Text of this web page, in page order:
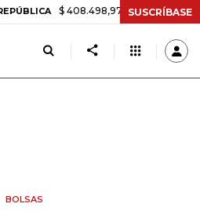
$ 408.498,97 +$ 8.753,81 +2,19%
SUSCRÍBASE
BOLSAS